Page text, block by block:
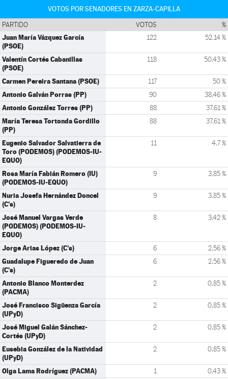
VOTOS POR SENADORES EN ZARZA-CAPILLA
PARTIDO VOTOS %
Juan María Vázquez García
(PSOE)
122 52,14 %
Valentín Cortés Cabanillas
(PSOE)
118 50,43 %
Carmen Pereira Santana (PSOE) 117 50 %
Antonio Galván Porras (PP) 90 38,46 %
Antonio González Torres (PP) 88 37,61 %
María Teresa Tortonda Gordillo
(PP)
88 37,61 %
Eugenio Salvador Salvatierra de
Toro (PODEMOS) (PODEMOS-IU-
EQUO)
11 4,7 %
Rosa María Fabián Romero (IU)
(PODEMOS-IU-EQUO)
9 3,85 %
Nuria Josefa Hernández Doncel
(C's)
9 3,85 %
José Manuel Vargas Verde
(PODEMOS) (PODEMOS-IU-
EQUO)
8 3,42 %
Jorge Arias López (C's) 6 2,56 %
Guadalupe Figueredo de Juan
(C's)
6 2,56 %
Antonio Blanco Monterdez
(PACMA)
2 0,85 %
José Francisco Sigüenza García
(UPyD)
2 0,85 %
José Miguel Galán Sánchez-
Cortés (UPyD)
2 0,85 %
Eusebia González de la Natividad
(UPyD)
2 0,85 %
Olga Lama Rodríguez (PACMA) 1 0,43 %